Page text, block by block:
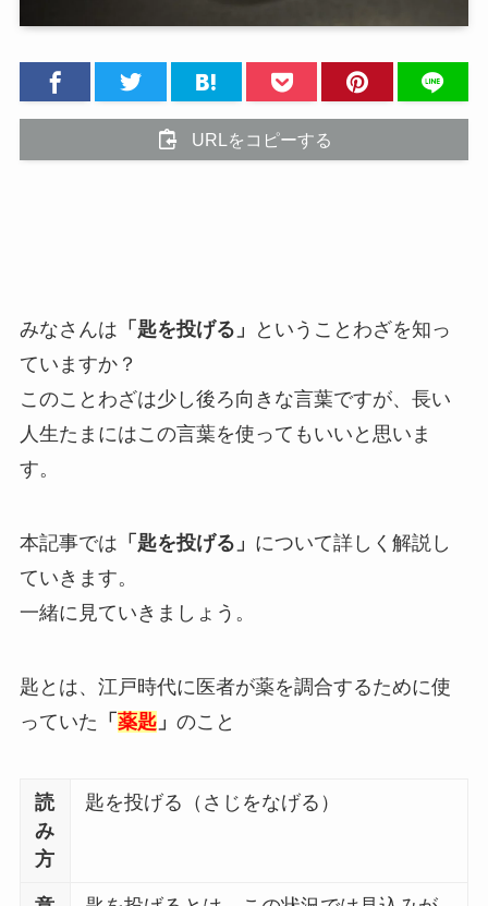
URLをコピーする
みなさんは 「匙を投げる」
ということわざを知っ
ていますか？
このことわざは少し後ろ向きな言葉ですが、長い
人生たまにはこの言葉を使ってもいいと思いま
す。
本記事では 「匙を投げる」 について詳しく解説し
ていきます。
一緒に見ていきましょう。
匙とは、江戸時代に医者が薬を調合するために使
っていた 「 薬匙」 のこと
読
み
方
匙を投げる（さじをなげる）